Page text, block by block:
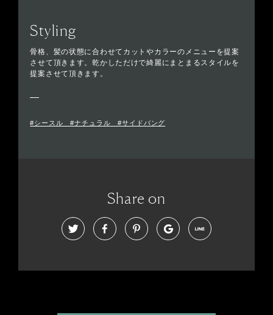
Styling
骨格、髪の状態に合わせてカットやカラーのメニューを提案
させて頂きます。乾かしただけで綺麗にまとまるスタイルを
提案させて頂きます。
#シースル #ナチュラル #サイドバング
Share on